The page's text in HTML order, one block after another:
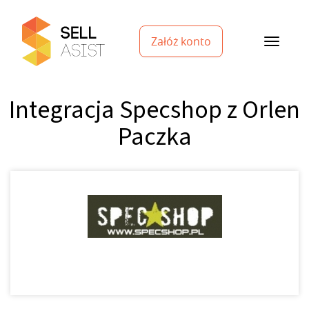
Załóż konto
Integracja Specshop z Orlen
Paczka